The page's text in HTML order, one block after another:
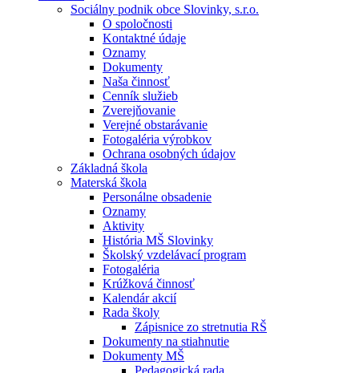
Sociálny podnik obce Slovinky, s.r.o.
O spoločnosti
Kontaktné údaje
Oznamy
Dokumenty
Naša činnosť
Cenník služieb
Zverejňovanie
Verejné obstarávanie
Fotogaléria výrobkov
Ochrana osobných údajov
Základná škola
Materská škola
Personálne obsadenie
Oznamy
Aktivity
História MŠ Slovinky
Školský vzdelávací program
Fotogaléria
Krúžková činnosť
Kalendár akcií
Rada školy
Zápisnice zo stretnutia RŠ
Dokumenty na stiahnutie
Dokumenty MŠ
Pedagogická rada